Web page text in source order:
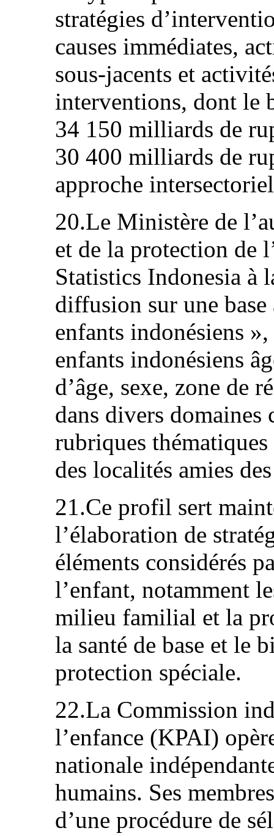
stratégies
causes immédiates,
sous-jacents et
interventions, dont le
34 150 milliards de
30 400 milliards de
approche
20.Le Ministère de
et de la protection de
Statistics Indonesia à
diffusion sur une
enfants indonésiens
enfants indonésiens
d’âge, sexe, zone de
dans divers domaines
rubriques
des localités amies
21.Ce profil sert
l’élaboration de
éléments considérés
l’enfant, notamment
milieu familial et la
la santé de base et le
protection spéciale.
22.La Commission
l’enfance (KPAI)
nationale
humains. Ses
d’une procédure de